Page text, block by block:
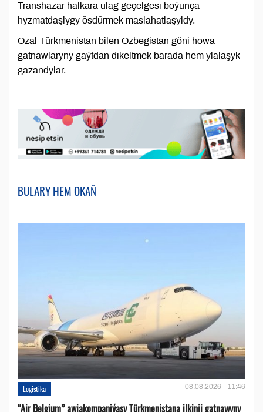
Transhazar halkara ulag geçelgesi boýunça
hyzmatdaşlygy ösdürmek maslahatlaşyldy.
Ozal Türkmenistan bilen Özbegistan göni howa
gatnawlaryny gaýtdan dikeltmek barada hem ylalaşyk
gazandylar.
BULARY HEM OKAŇ
Logistika 08.08.2026 - 11:46
“Air Belgium” awiakompaniýasy Türkmenistana ilkinji gatnawyny